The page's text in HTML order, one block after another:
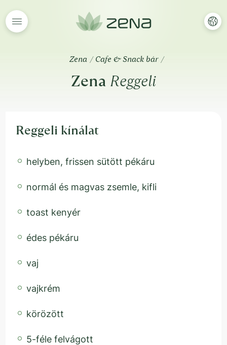
Zena Cafe & Snack bár
Zena Reggeli
Reggeli kínálat
helyben, frissen sütött pékáru
normál és magvas zsemle, kifli
toast kenyér
édes pékáru
vaj
vajkrém
körözött
5-féle felvágott